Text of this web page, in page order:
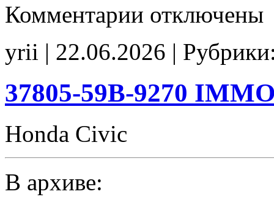
Комментарии записи
J610
Stage1
noCHK
отключены
yrii | 22.06.2026 |
37805-59B-9270
Honda Civic
В архиве: